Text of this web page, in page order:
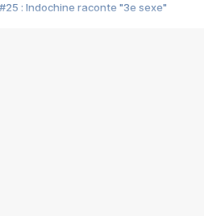
#25 : Indochine raconte "3e sexe"